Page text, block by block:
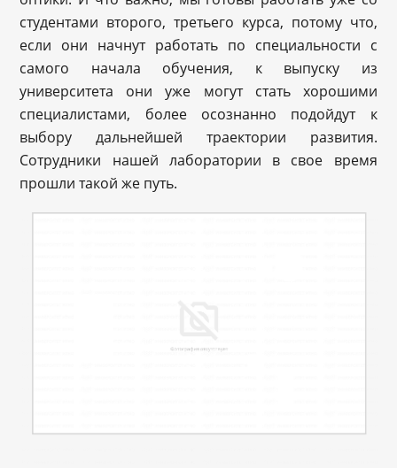
студентами второго, третьего курса, потому что,
если они начнут работать по специальности с
самого начала обучения, к выпуску из
университета они уже могут стать хорошими
специалистами, более осознанно подойдут к
выбору дальнейшей траектории развития.
Сотрудники нашей лаборатории в свое время
прошли такой же путь.